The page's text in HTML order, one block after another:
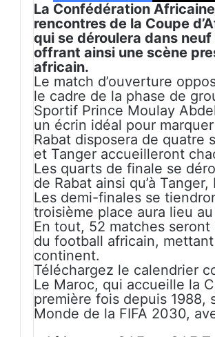
La Confédération
rencontres de la Coupe
qui se déroulera dans
offrant ainsi une scène
africain.
Le match d’ouverture
le cadre de la phase de
Sportif Prince Moulay
un écrin idéal pour
Rabat disposera de quatre
et Tanger accueilleront
Les quarts de finale se
de Rabat ainsi qu’à
Les demi-finales se
troisième place aura lieu
En tout, 52 matches
du football africain,
continent.
Téléchargez le calendrier
Le Maroc, qui accueille la
première fois depuis 1988,
Monde de la FIFA 2030,